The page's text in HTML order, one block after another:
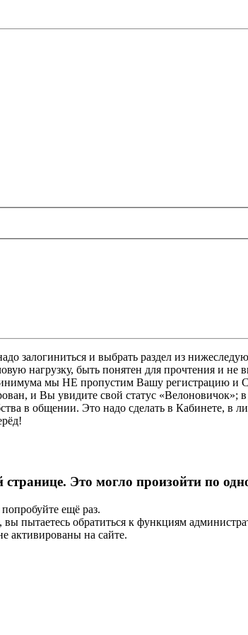
залогиниться и выбрать раздел из
нагрузку, быть понятен для прочтения и
мы НЕ пропустим Вашу регистрацию и
и Вы увидите свой статус
в общении. Это надо сделать в Кабинете, в
Это могло произойти по
ещё раз.
пытаетесь обратиться к функциям
активированы на сайте.